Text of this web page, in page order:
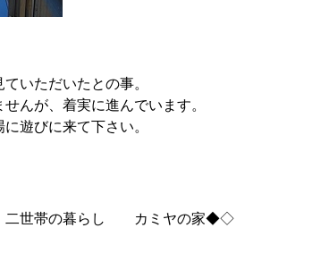
いただいたとの事。
んが、着実に進んでいます。
遊びに来て下さい。
二世帯の暮らし カミヤの家◆◇